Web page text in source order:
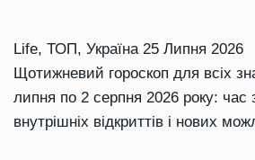
Life, ТОП, Україна 25 Липня 2026
Щотижневий гороскоп для всіх
липня по 2 серпня 2026 року: час
внутрішніх відкриттів і нових